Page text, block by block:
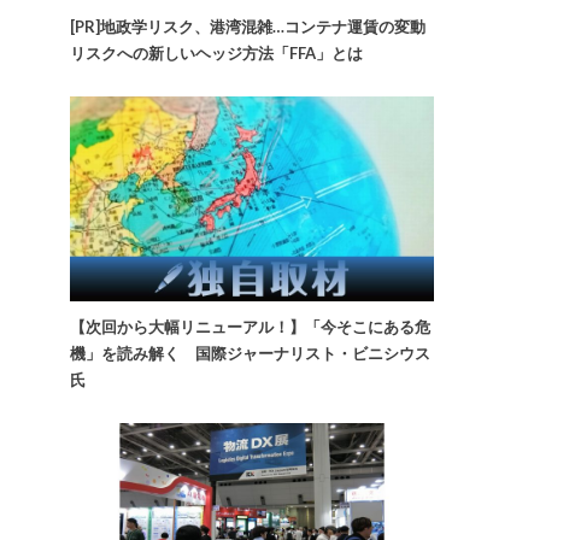
[PR]地政学リスク、港湾混雑…コンテナ運賃の変動
リスクへの新しいヘッジ方法「FFA」とは
【次回から大幅リニューアル！】「今そこにある危
機」を読み解く 国際ジャーナリスト・ビニシウス
氏